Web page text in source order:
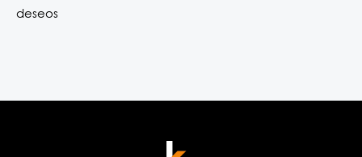
deseos